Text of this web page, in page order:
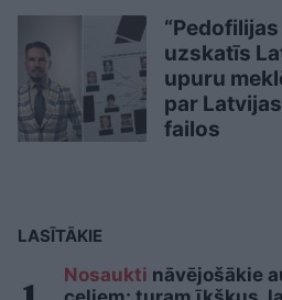
uzskatīs
upuru
par
failos
LASĪTĀKIE
Nosaukti nāvējošākie